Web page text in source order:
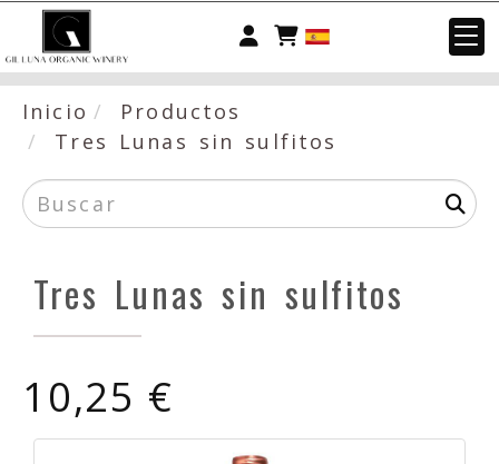
Identifícate
Inicio
Productos
Tres Lunas sin sulfitos
Tres Lunas sin sulfitos
10,25 €